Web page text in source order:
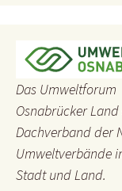
Das Umweltforum
Osnabrücker Land
Dachverband der
Umweltverbände
Stadt und Land.